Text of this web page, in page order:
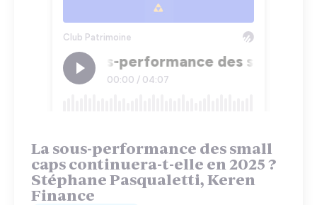
La sous-performance des small
caps continuera-t-elle en 2025 ?
Stéphane Pasqualetti, Keren
Finance